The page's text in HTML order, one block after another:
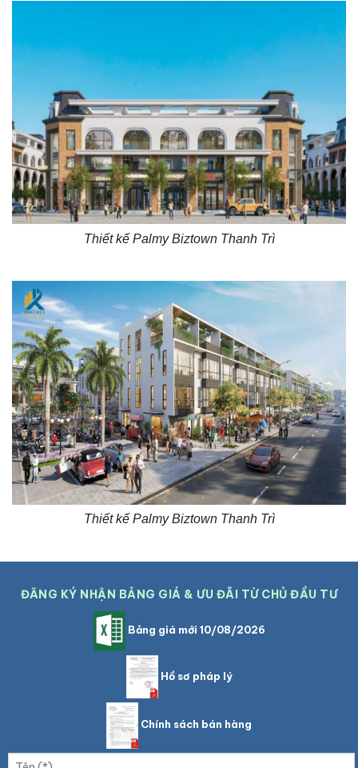
Thiết kế Palmy Biztown Thanh Trì
Thiết kế Palmy Biztown Thanh Trì
ĐĂNG KÝ NHẬN BẢNG GIÁ & ƯU ĐÃI TỪ CHỦ ĐẦU TƯ
Bảng giá mới 10/08/2026
Hồ sơ pháp lý
Chính sách bán hàng